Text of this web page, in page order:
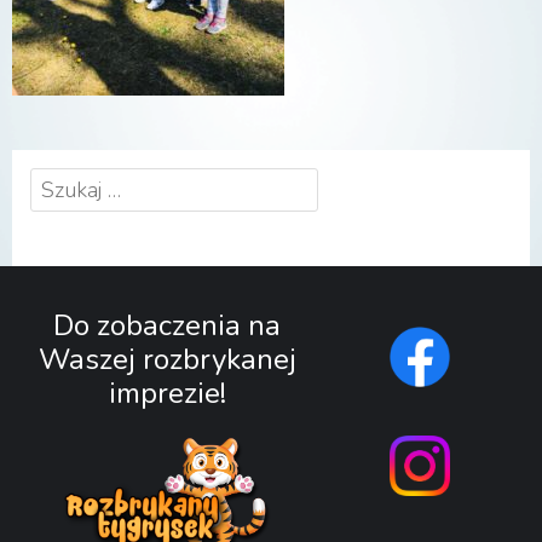
Szukaj:
Do zobaczenia na
Waszej rozbrykanej
imprezie!